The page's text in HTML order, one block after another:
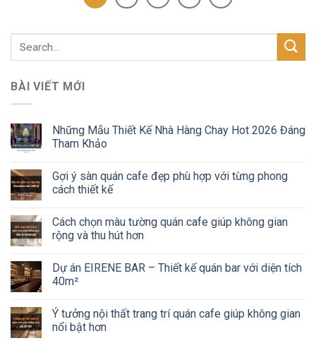
BÀI VIẾT MỚI
Những Mẫu Thiết Kế Nhà Hàng Chay Hot 2026 Đáng
Tham Khảo
Gợi ý sàn quán cafe đẹp phù hợp với từng phong
cách thiết kế
Cách chọn màu tường quán cafe giúp không gian
rộng và thu hút hơn
Dự án EIRENE BAR – Thiết kế quán bar với diện tích
40m²
Ý tưởng nội thất trang trí quán cafe giúp không gian
nổi bật hơn